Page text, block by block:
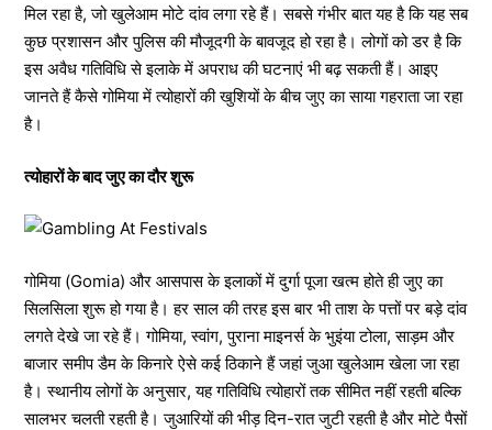
मिल रहा है, जो खुलेआम मोटे दांव लगा रहे हैं। सबसे गंभीर बात यह है कि यह सब
कुछ प्रशासन और पुलिस की मौजूदगी के बावजूद हो रहा है। लोगों को डर है कि
इस अवैध गतिविधि से इलाके में अपराध की घटनाएं भी बढ़ सकती हैं। आइए
जानते हैं कैसे गोमिया में त्योहारों की खुशियों के बीच जुए का साया गहराता जा रहा
है।
त्योहारों के बाद जुए का दौर शुरू
गोमिया (Gomia) और आसपास के इलाकों में दुर्गा पूजा खत्म होते ही जुए का
सिलसिला शुरू हो गया है। हर साल की तरह इस बार भी ताश के पत्तों पर बड़े दांव
लगते देखे जा रहे हैं। गोमिया, स्वांग, पुराना माइनर्स के भुइंया टोला, साड़म और
बाजार समीप डैम के किनारे ऐसे कई ठिकाने हैं जहां जुआ खुलेआम खेला जा रहा
है। स्थानीय लोगों के अनुसार, यह गतिविधि त्योहारों तक सीमित नहीं रहती बल्कि
सालभर चलती रहती है। जुआरियों की भीड़ दिन-रात जुटी रहती है और मोटे पैसों